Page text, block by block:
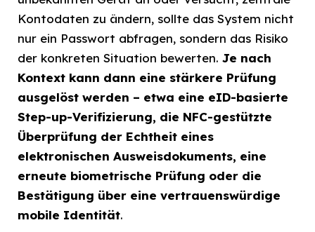
Kontodaten zu ändern, sollte das System nicht
nur ein Passwort abfragen, sondern das Risiko
der konkreten Situation bewerten. Je nach
Kontext kann dann eine stärkere Prüfung
ausgelöst werden – etwa eine eID-basierte
Step-up-Verifizierung, die NFC-gestützte
Überprüfung der Echtheit eines
elektronischen Ausweisdokuments, eine
erneute biometrische Prüfung oder die
Bestätigung über eine vertrauenswürdige
mobile Identität.